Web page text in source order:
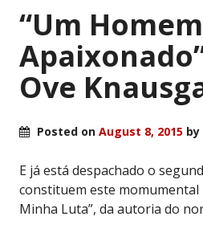
“Um Homem
Ove
Posted on August 8, 2015 by
E já está despachado o
constituem este momumental
Minha Luta”, da autoria do